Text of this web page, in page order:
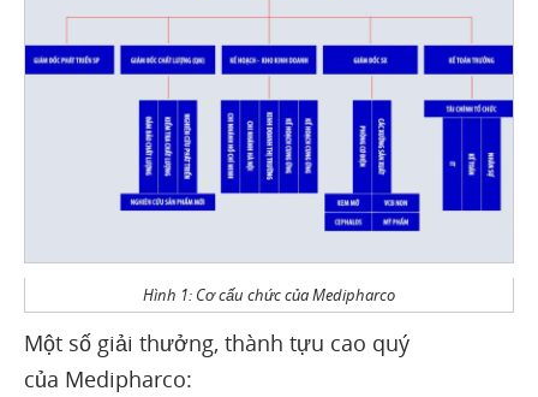
Hình 1: Cơ cấu chức của Medipharco
Một số giải thưởng, thành tựu cao quý
của Medipharco: